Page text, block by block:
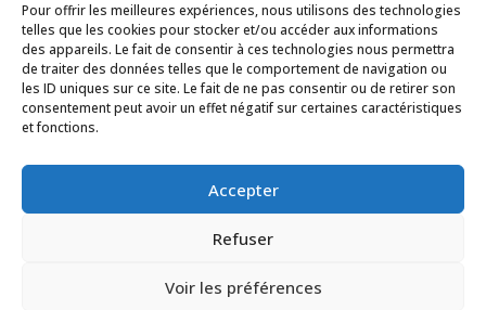
Pour offrir les meilleures expériences, nous utilisons des technologies
telles que les cookies pour stocker et/ou accéder aux informations
des appareils. Le fait de consentir à ces technologies nous permettra
de traiter des données telles que le comportement de navigation ou
les ID uniques sur ce site. Le fait de ne pas consentir ou de retirer son
consentement peut avoir un effet négatif sur certaines caractéristiques
et fonctions.
Accepter
Refuser
Voir les préférences
© 2026 M Development–Mentions légales